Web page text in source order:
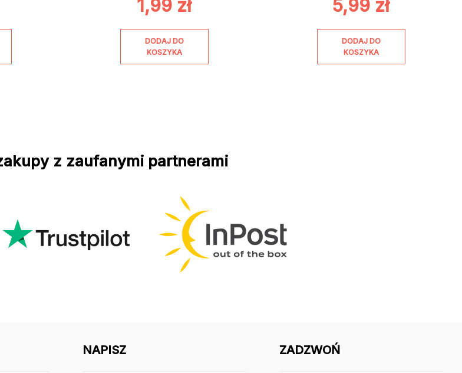
1,99 zł
DODAJ DO
KOSZYKA
5,99 zł
DODAJ DO
KOSZYKA
z zaufanymi partnerami
NAPISZ ZADZWOŃ